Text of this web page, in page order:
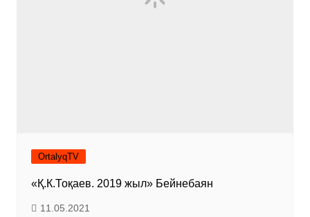
OrtalyqTV
«Қ.К.Тоқаев. 2019 жыл» Бейнебаян
11.05.2021